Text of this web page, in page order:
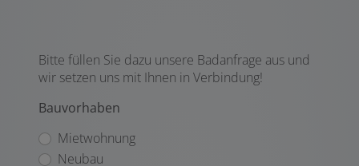
Bitte füllen Sie dazu unsere Badanfrage aus und
wir setzen uns mit Ihnen in Verbindung!
Bauvorhaben
Mietwohnung
Neubau